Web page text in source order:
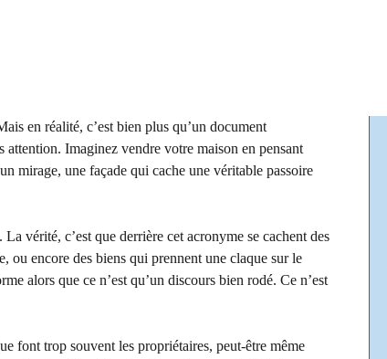
en réalité, c’est bien plus qu’un document
Imaginez vendre votre maison en pensant
mirage, une façade qui cache une véritable passoire
vérité, c’est que derrière cet acronyme se cachent des
ou encore des biens qui prennent une claque sur le
alors que ce n’est qu’un discours bien rodé. Ce n’est
font trop souvent les propriétaires, peut-être même